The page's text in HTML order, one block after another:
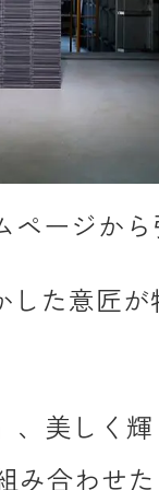
ページか
した意匠が
、美しく
み合わせ